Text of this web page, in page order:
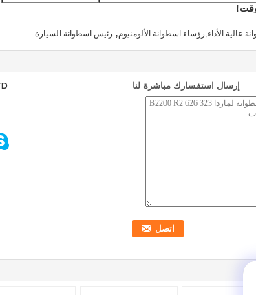
عالية الأداء,رؤساء اسطوانة الألومنيوم, رئيس اسطوانة السيارة
إرسال استفسارك مباشرة لنا